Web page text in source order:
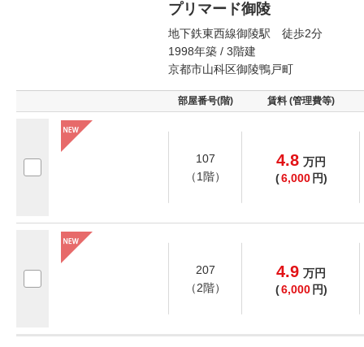
プリマード御陵
地下鉄東西線御陵駅 徒歩2分
1998年築 / 3階建
京都市山科区御陵鴨戸町
部屋番号(階) 賃料 (管理費等)
107
（1階）
4.8 万円
(6,000 円)
207
（2階）
4.9 万円
(6,000 円)